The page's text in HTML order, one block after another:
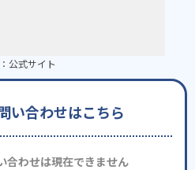
公式サイト
い合わせはこちら
合わせは現在できません